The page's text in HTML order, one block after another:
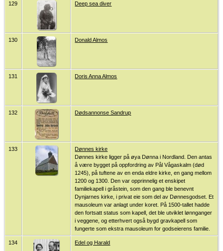
129 Deep sea diver
130 Donald Almos
131 Doris Anna Almos
132 Dødsannonse Sandrup
133
Dønnes kirke
Dønnes kirke ligger på øya Dønna i Nordland. Den antas
å være bygget på oppfordring av Pål Vågaskalm (død
1245), på tuftene av en enda eldre kirke, en gang mellom
1200 og 1300. Den var opprinnelig et enskipet
familiekapell i gråstein, som den gang ble benevnt
Dynjarnes kirke, i privat eie som del av Dønnesgodset. Et
mausoleum var anlagt under koret. På 1500-tallet hadde
den fortsatt status som kapell, det ble utviklet lønnganger
i veggene, og etterhvert også bygd gravkapell som
fungerte som ekstra mausoleum for godseierens familie.
134 Edel og Harald